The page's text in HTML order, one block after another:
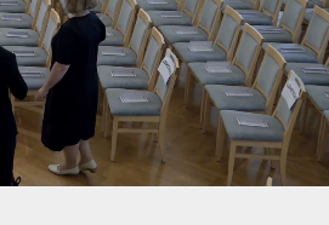
Esituskiirused
Auto